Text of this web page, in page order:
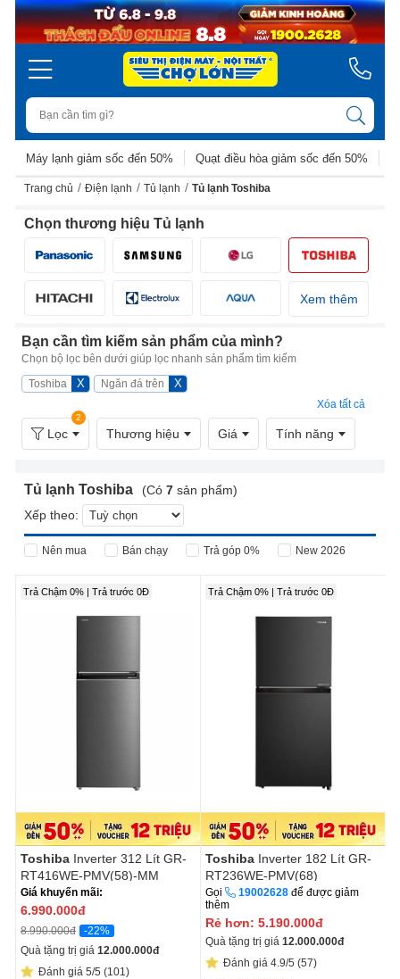
Máy lạnh giảm sốc đến 50% Quạt điều hòa giảm sốc đến 50%
Trang chủ / Điện lạnh / Tủ lạnh / Tủ lạnh Toshiba
Chọn thương hiệu Tủ lạnh
Xem thêm
Bạn cần tìm kiếm sản phẩm của mình?
Chọn bộ lọc bên dưới giúp lọc nhanh sản phẩm tìm kiếm
Toshiba
X Ngăn đá trên X
Xóa tất cả
2
Lọc Thương hiệu Giá Tính năng
Tủ lạnh Toshiba (Có 7 sản phẩm)
Xếp theo:
Nên mua Bán chạy Trả góp 0% New 2026
Trả Chậm 0% | Trả trước 0Đ
Toshiba Inverter 312 Lít GR-
RT416WE-PMV(58)-MM
Giá khuyến mãi:
6.990.000đ
8.990.000đ
-22%
Quà tặng trị giá 12.000.000đ
Đánh giá 5/5 (101)
Trả Chậm 0% | Trả trước 0Đ
Toshiba Inverter 182 Lít GR-
RT236WE-PMV(68)
Gọi 19002628
thêm
Rẻ hơn: 5.190.000đ
Quà tặng trị giá 12.000.000đ
Đánh giá 4.9/5 (57)